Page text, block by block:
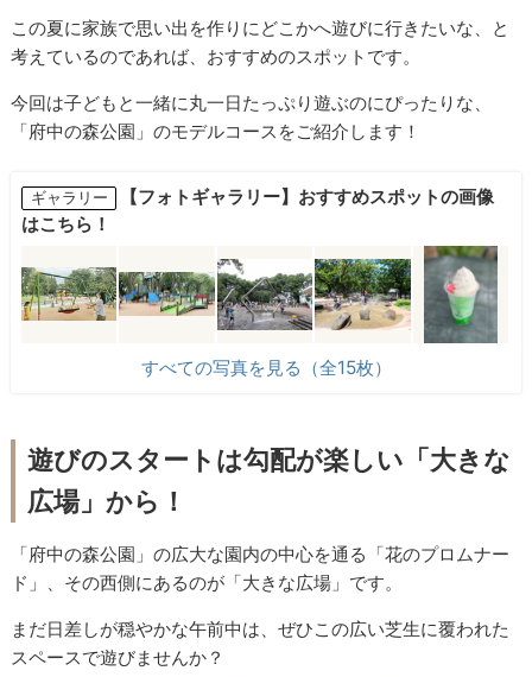
この夏に家族で思い出を作りにどこかへ遊びに行きたいな、と
考えているのであれば、おすすめのスポットです。
今回は子どもと一緒に丸一日たっぷり遊ぶのにぴったりな、
「府中の森公園」のモデルコースをご紹介します！
ギャラリー
【フォトギャラリー】おすすめスポットの画像
はこちら！
すべての写真を見る（全15枚）
遊びのスタートは勾配が楽しい「大きな
広場」から！
「府中の森公園」の広大な園内の中心を通る「花のプロムナー
ド」、その西側にあるのが「大きな広場」です。
まだ日差しが穏やかな午前中は、ぜひこの広い芝生に覆われた
スペースで遊びませんか？